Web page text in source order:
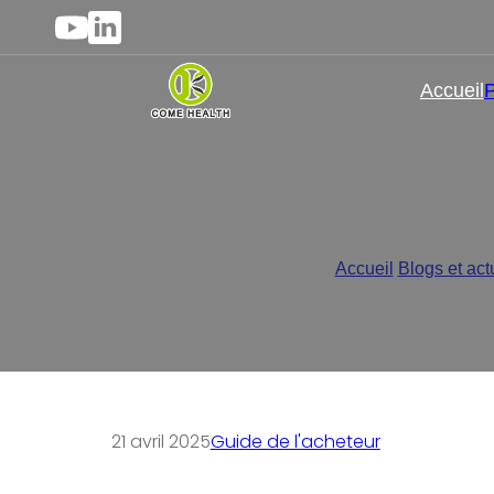
Accueil
Accueil Blogs et
21 avril 2025Guide de l'acheteur